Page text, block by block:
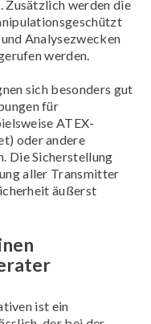
werden die
Analysezwecken
werden.
sich besonders gut
für
ATEX-
oder andere
Die Sicherstellung
aller Transmitter
äußerst
ist ein